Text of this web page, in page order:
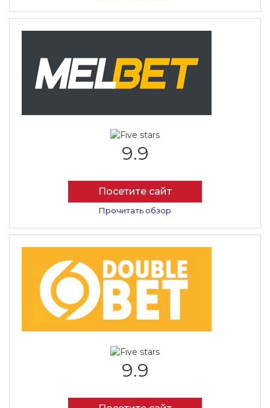
9.9
Посетите сайт
Прочитать обзор
9.9